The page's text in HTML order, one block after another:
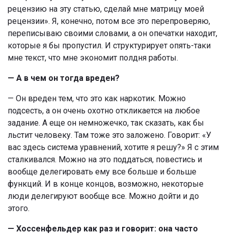
рецензию на эту статью, сделай мне матрицу моей
рецензии». Я, конечно, потом все это перепроверяю,
переписываю своими словами, а он опечатки находит,
которые я бы пропустил. И структурирует опять-таки
мне текст, что мне экономит полдня работы.
— А в чем он тогда вреден?
— Он вреден тем, что это как наркотик. Можно
подсесть, а он очень охотно откликается на любое
задание. А еще он немножечко, так сказать, как бы
льстит человеку. Там тоже это заложено. Говорит: «У
вас здесь система уравнений, хотите я решу?» Я с этим
сталкивался. Можно на это поддаться, повестись и
вообще делегировать ему все больше и больше
функций. И в конце концов, возможно, некоторые
люди делегируют вообще все. Можно дойти и до
этого.
— Хоссенфельдер как раз и говорит: она часто